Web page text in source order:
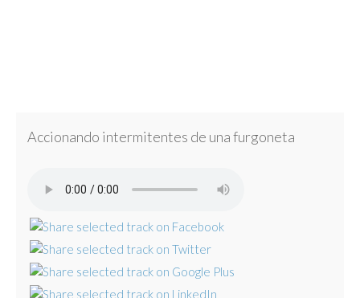
Accionando intermitentes de una furgoneta